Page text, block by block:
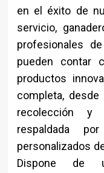
en el éxito de
servicio,
profesionales
pueden contar
productos
completa,
recolección y
respaldada
personalizados
Dispone de